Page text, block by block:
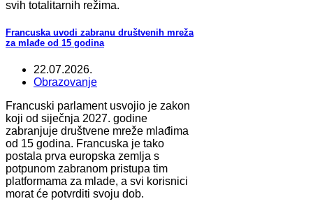
svih totalitarnih režima.
Francuska uvodi zabranu društvenih mreža
za mlađe od 15 godina
22.07.2026.
Obrazovanje
Francuski parlament usvojio je zakon
koji od siječnja 2027. godine
zabranjuje društvene mreže mlađima
od 15 godina. Francuska je tako
postala prva europska zemlja s
potpunom zabranom pristupa tim
platformama za mlade, a svi korisnici
morat će potvrditi svoju dob.